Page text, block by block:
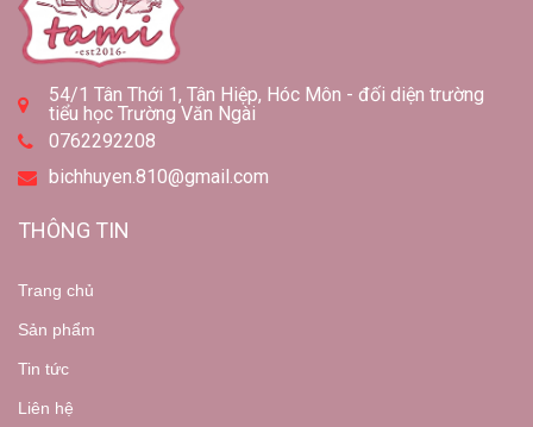
54/1 Tân Thới 1, Tân Hiệp, Hóc Môn - đối diện trường
tiểu học Trường Văn Ngài
0762292208
bichhuyen.810@gmail.com
THÔNG TIN
Trang chủ
Sản phẩm
Tin tức
Liên hệ